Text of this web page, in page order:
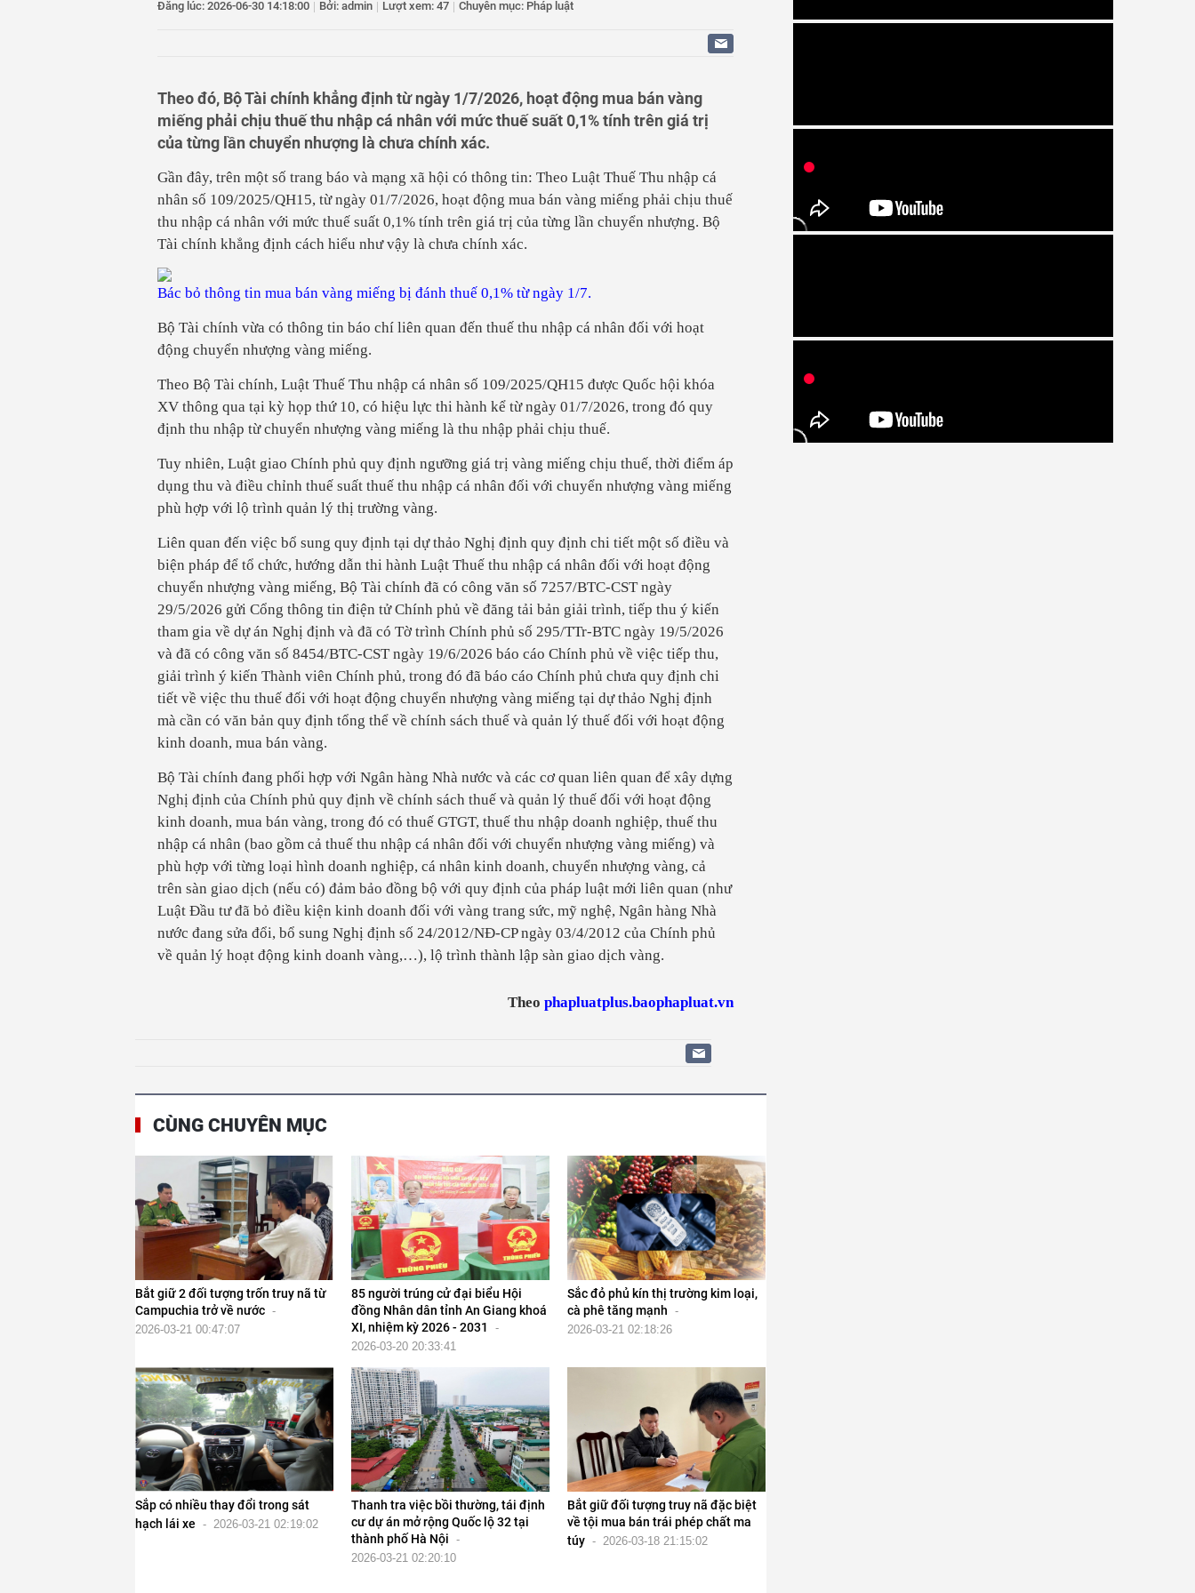
10
Định hướng đưa Sa Pa trở thành trung tâm du lịch quốc tế
đổ đèo Bảo Lộc
13
Tháng 7/2026, TP Đà Nẵng đón hơn 2,2 triệu lượt khách, thu hút đầu tư tiếp
tục khởi sắc
14
Lùm xùm một vụ thú cưng chết sau phẫu thuật tử cung tại Đà Lạt
Đăng lúc: 2026-06-30 14:18:00 | Bởi: admin | Lượt xem: 47 | Chuyên mục: Pháp luật
Theo đó, Bộ Tài chính khẳng định từ ngày 1/7/2026, hoạt động mua bán vàng
miếng phải chịu thuế thu nhập cá nhân với mức thuế suất 0,1% tính trên giá trị
của từng lần chuyển nhượng là chưa chính xác.
Gần đây, trên một số trang báo và mạng xã hội có thông tin: Theo Luật Thuế Thu nhập cá
nhân số 109/2025/QH15, từ ngày 01/7/2026, hoạt động mua bán vàng miếng phải chịu thuế
thu nhập cá nhân với mức thuế suất 0,1% tính trên giá trị của từng lần chuyển nhượng. Bộ
Tài chính khẳng định cách hiểu như vậy là chưa chính xác.
Bác bỏ thông tin mua bán vàng miếng bị đánh thuế 0,1% từ ngày 1/7.
Bộ Tài chính vừa có thông tin báo chí liên quan đến thuế thu nhập cá nhân đối với hoạt
động chuyển nhượng vàng miếng.
Theo Bộ Tài chính, Luật Thuế Thu nhập cá nhân số 109/2025/QH15 được Quốc hội khóa
XV thông qua tại kỳ họp thứ 10, có hiệu lực thi hành kể từ ngày 01/7/2026, trong đó quy
định thu nhập từ chuyển nhượng vàng miếng là thu nhập phải chịu thuế.
Tuy nhiên, Luật giao Chính phủ quy định ngưỡng giá trị vàng miếng chịu thuế, thời điểm áp
dụng thu và điều chỉnh thuế suất thuế thu nhập cá nhân đối với chuyển nhượng vàng miếng
phù hợp với lộ trình quản lý thị trường vàng.
Liên quan đến việc bổ sung quy định tại dự thảo Nghị định quy định chi tiết một số điều và
biện pháp để tổ chức, hướng dẫn thi hành Luật Thuế thu nhập cá nhân đối với hoạt động
chuyển nhượng vàng miếng, Bộ Tài chính đã có công văn số 7257/BTC-CST ngày
29/5/2026 gửi Cổng thông tin điện tử Chính phủ về đăng tải bản giải trình, tiếp thu ý kiến
tham gia về dự án Nghị định và đã có Tờ trình Chính phủ số 295/TTr-BTC ngày 19/5/2026
và đã có công văn số 8454/BTC-CST ngày 19/6/2026 báo cáo Chính phủ về việc tiếp thu,
giải trình ý kiến Thành viên Chính phủ, trong đó đã báo cáo Chính phủ chưa quy định chi
tiết về việc thu thuế đối với hoạt động chuyển nhượng vàng miếng tại dự thảo Nghị định
mà cần có văn bản quy định tổng thể về chính sách thuế và quản lý thuế đối với hoạt động
kinh doanh, mua bán vàng.
Bộ Tài chính đang phối hợp với Ngân hàng Nhà nước và các cơ quan liên quan để xây dựng
Nghị định của Chính phủ quy định về chính sách thuế và quản lý thuế đối với hoạt động
kinh doanh, mua bán vàng, trong đó có thuế GTGT, thuế thu nhập doanh nghiệp, thuế thu
nhập cá nhân (bao gồm cả thuế thu nhập cá nhân đối với chuyển nhượng vàng miếng) và
phù hợp với từng loại hình doanh nghiệp, cá nhân kinh doanh, chuyển nhượng vàng, cả
trên sàn giao dịch (nếu có) đảm bảo đồng bộ với quy định của pháp luật mới liên quan (như
Luật Đầu tư đã bỏ điều kiện kinh doanh đối với vàng trang sức, mỹ nghệ, Ngân hàng Nhà
nước đang sửa đổi, bổ sung Nghị định số 24/2012/NĐ-CP ngày 03/4/2012 của Chính phủ
về quản lý hoạt động kinh doanh vàng,…), lộ trình thành lập sàn giao dịch vàng.
Theo phapluatplus.baophapluat.vn
CÙNG CHUYÊN MỤC
Bắt giữ 2 đối tượng trốn truy nã từ
Campuchia trở về nước -
2026-03-21 00:47:07
85 người trúng cử đại biểu Hội
đồng Nhân dân tỉnh An Giang khoá
XI, nhiệm kỳ 2026 - 2031
-
2026-03-20 20:33:41
Sắc đỏ phủ kín thị trường kim loại,
cà phê tăng mạnh -
2026-03-21 02:18:26
Sắp có nhiều thay đổi trong sát
hạch lái xe - 2026-03-21 02:19:02
Thanh tra việc bồi thường, tái định
cư dự án mở rộng Quốc lộ 32 tại
thành phố Hà Nội -
2026-03-21 02:20:10
Bắt giữ đối tượng truy nã đặc biệt
về tội mua bán trái phép chất ma
túy - 2026-03-18 21:15:02